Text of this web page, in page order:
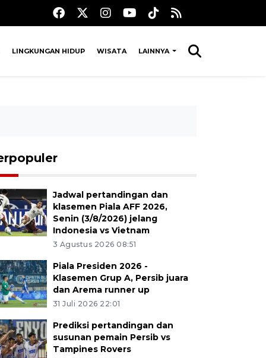
LINGKUNGAN HIDUP WISATA LAINNYA
Jadwal pertandingan dan
klasemen Piala AFF 2026,
Senin (3/8/2026) jelang
Indonesia vs Vietnam
3 Agustus 2026 08:51
Piala Presiden 2026 -
Klasemen Grup A, Persib juara
dan Arema runner up
31 Juli 2026 22:01
Prediksi pertandingan dan
susunan pemain Persib vs
Tampines Rovers